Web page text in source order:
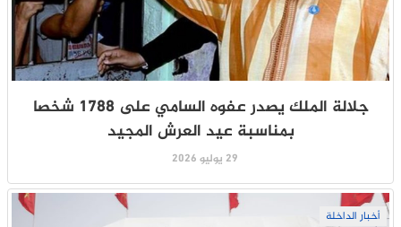
جلالة الملك يصدر عفوه السامي على 1788 شخصا
بمناسبة عيد العرش المجيد
29 يوليو 2026
أخبار الداخلة